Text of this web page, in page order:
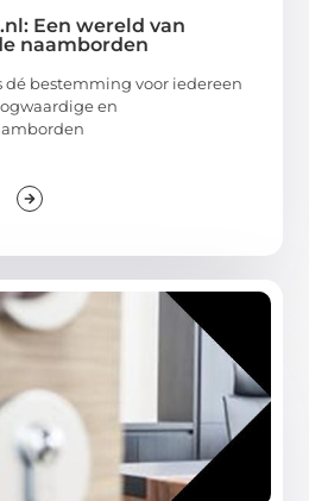
Een wereld van
naamborden
bestemming voor iedereen
en